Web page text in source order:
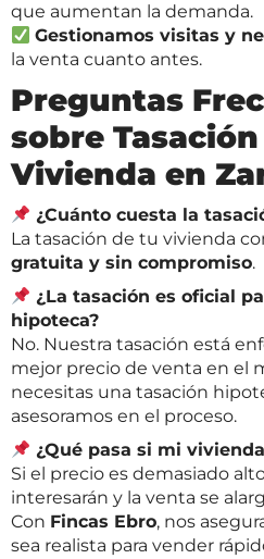
que aumentan la demanda.
Gestionamos visitas y
la venta cuanto antes.
Preguntas
sobre
Vivienda en
¿Cuánto cuesta la
La tasación de tu vivienda
gratuita y sin compromiso.
¿La tasación es oficial
hipoteca?
No. Nuestra tasación está
mejor precio de venta en el
necesitas una tasación
asesoramos en el proceso.
¿Qué pasa si mi
Si el precio es demasiado
interesarán y la venta se
Con Fincas Ebro, nos
sea realista para vender